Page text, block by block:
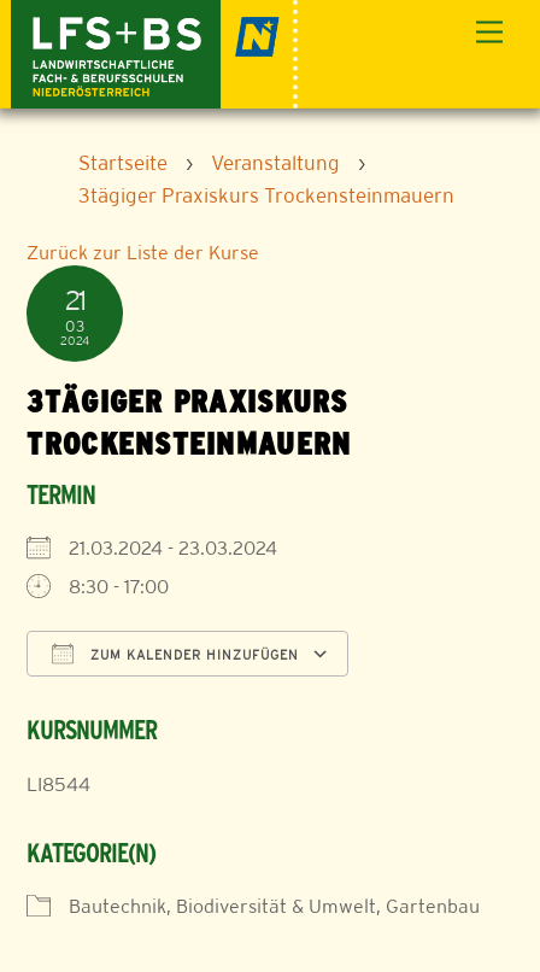
content
Startseite › Veranstaltung
›
3tägiger Praxiskurs Trockensteinmauern
Zurück zur Liste der Kurse
21
03
2024
3TÄGIGER PRAXISKURS
TROCKENSTEINMAUERN
TERMIN
21.03.2024 - 23.03.2024
8:30 - 17:00
ZUM KALENDER HINZUFÜGEN
KURSNUMMER
LI8544
KATEGORIE(N)
Bautechnik, Biodiversität & Umwelt, Gartenbau